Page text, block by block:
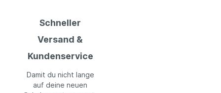
Schneller
Versand &
Kundenservice
Damit du nicht lange
auf deine neuen